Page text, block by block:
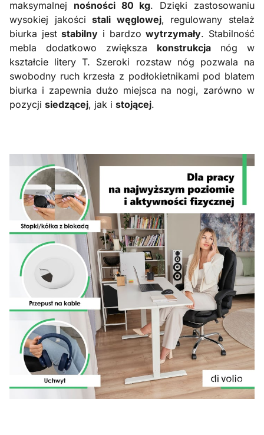
maksymalnej nośności 80 kg. Dzięki zastosowaniu
wysokiej jakościstali węglowej, regulowany stelaż
biurka jeststabilny i bardzowytrzymały. Stabilność
mebla dodatkowo zwiększa konstrukcja nóg w
kształcie litery T. Szeroki rozstaw nóg pozwala na
swobodny ruch krzesła z podłokietnikami pod blatem
biurka i zapewnia dużo miejsca na nogi, zarówno w
pozycji siedzącej, jak i stojącej.